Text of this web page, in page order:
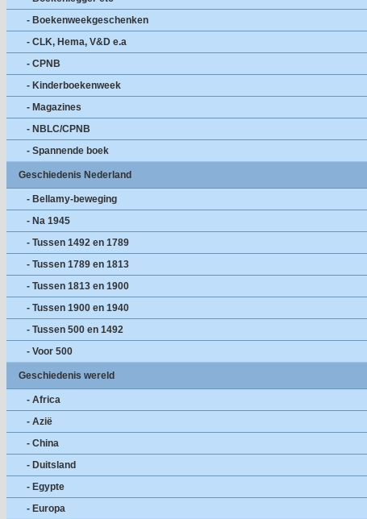
- Boekenweekgeschenken
- CLK, Hema, V&D e.a
- CPNB
- Kinderboekenweek
- Magazines
- NBLC/CPNB
- Spannende boek
Geschiedenis Nederland
- Bellamy-beweging
- Na 1945
- Tussen 1492 en 1789
- Tussen 1789 en 1813
- Tussen 1813 en 1900
- Tussen 1900 en 1940
- Tussen 500 en 1492
- Voor 500
Geschiedenis wereld
- Africa
- Azië
- China
- Duitsland
- Egypte
- Europa